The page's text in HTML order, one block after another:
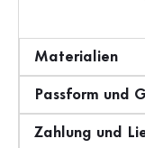
Materialien
Passform und
Zahlung und